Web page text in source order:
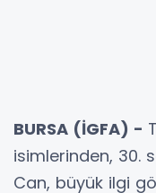
BURSA (İGFA) -
isimlerinden, 30.
Can, büyük ilgi